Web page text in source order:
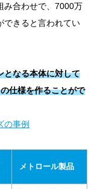
み合わせで、7000万
できると言われてい
となる本体に対して
仕様を作ることがで
の事例
メトロール製品